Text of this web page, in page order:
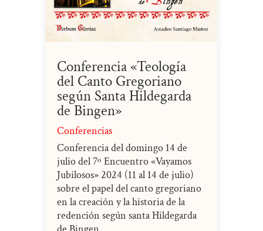
Conferencia «Teología
del Canto Gregoriano
según Santa Hildegarda
de Bingen»
Conferencias
Conferencia del domingo 14 de
julio del 7º Encuentro «Vayamos
Jubilosos» 2024 (11 al 14 de julio)
sobre el papel del canto gregoriano
en la creación y la historia de la
redención según santa Hildegarda